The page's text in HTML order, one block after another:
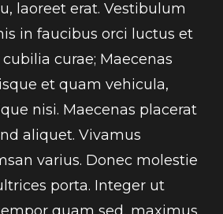
laoreet erat. Vestibulum
in faucibus orci luctus et
curae; Maecenas
et quam vehicula,
nisi. Maecenas placerat
aliquet. Vivamus
varius. Donec molestie
porta. Integer ut